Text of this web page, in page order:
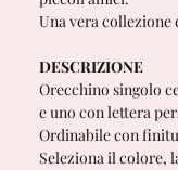
Una vera
DESCRIZIONE
Orecchino singolo
e uno con lettera
Ordinabile con
Seleziona il colore,